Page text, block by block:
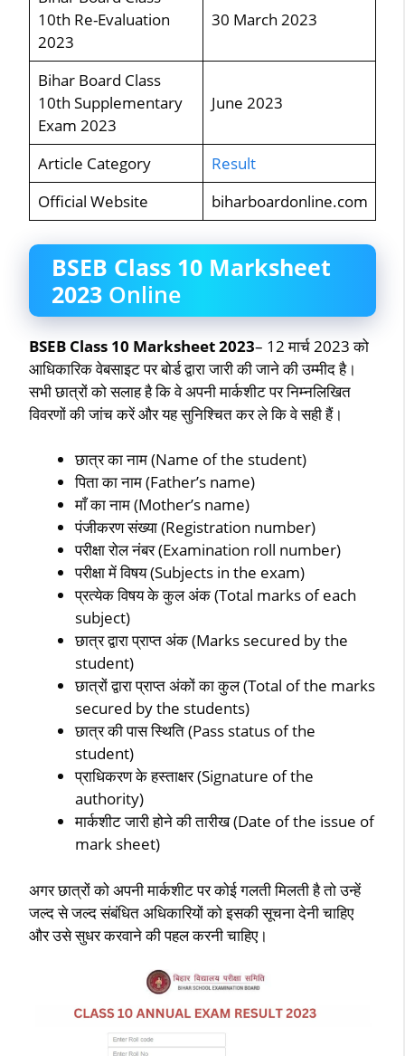
10th Re-Evaluation
2023
30 March 2023
Bihar Board Class
10th Supplementary
Exam 2023
June 2023
Article Category
Result
Official Website
biharboardonline.com
BSEB Class 10 Marksheet
2023 Online
BSEB Class 10 Marksheet 2023– 12 मार्च 2023 को
आधिकारिक वेबसाइट पर बोर्ड द्वारा जारी की जाने की उम्मीद है।
सभी छात्रों को सलाह है कि वे अपनी मार्कशीट पर निम्नलिखित
विवरणों की जांच करें और यह सुनिश्चित कर ले कि वे सही हैं।
छात्र का नाम (Name of the student)
पिता का नाम (Father’s name)
माँ का नाम (Mother’s name)
पंजीकरण संख्या (Registration number)
परीक्षा रोल नंबर (Examination roll number)
परीक्षा में विषय (Subjects in the exam)
प्रत्येक विषय के कुल अंक (Total marks of each
subject)
छात्र द्वारा प्राप्त अंक (Marks secured by the
student)
छात्रों द्वारा प्राप्त अंकों का कुल (Total of the marks
secured by the students)
छात्र की पास स्थिति (Pass status of the
student)
प्राधिकरण के हस्ताक्षर (Signature of the
authority)
मार्कशीट जारी होने की तारीख (Date of the issue of
mark sheet)
अगर छात्रों को अपनी मार्कशीट पर कोई गलती मिलती है तो उन्हें
जल्द से जल्द संबंधित अधिकारियों को इसकी सूचना देनी चाहिए
और उसे सुधर करवाने की पहल करनी चाहिए।